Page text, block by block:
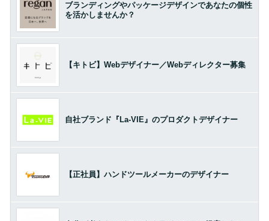
ブランディングやパッケージデザインであなたの個性
を活かしませんか？
【キトビ】Webデザイナー／Webディレクター募集
自社ブランド『La-VIE』のプロダクトデザイナー
【正社員】ハンドツールメーカーのデザイナー